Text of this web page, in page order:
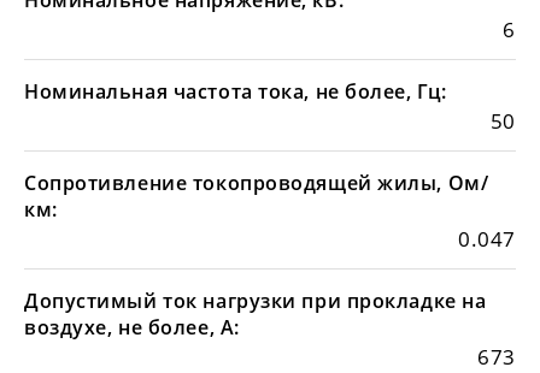
6
Номинальная частота тока, не более, Гц:
50
Сопротивление токопроводящей жилы, Ом/
км:
0.047
Допустимый ток нагрузки при прокладке на
воздухе, не более, А:
673